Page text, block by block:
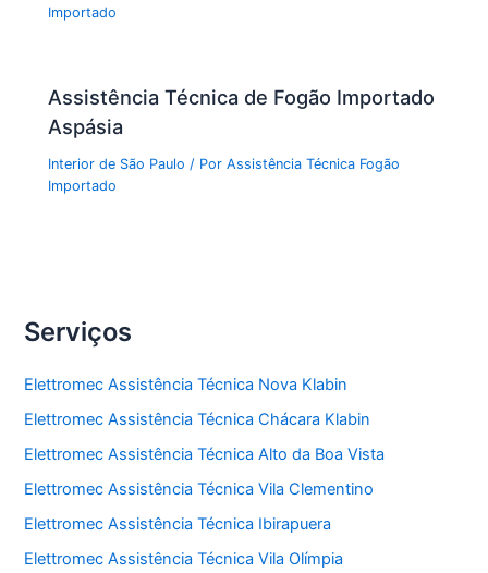
Importado
Assistência Técnica de Fogão Importado
Aspásia
Interior de São Paulo / PorAssistência Técnica Fogão
Importado
Serviços
Elettromec Assistência Técnica Nova Klabin
Elettromec Assistência Técnica Chácara Klabin
Elettromec Assistência Técnica Alto da Boa Vista
Elettromec Assistência Técnica Vila Clementino
Elettromec Assistência Técnica Ibirapuera
Elettromec Assistência Técnica Vila Olímpia